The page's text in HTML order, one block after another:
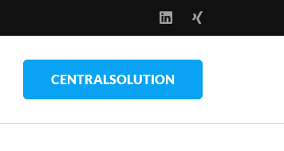
CENTRALSOLUTION